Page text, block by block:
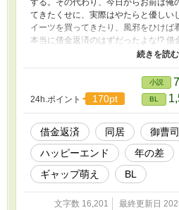
する。その代わり、今日からお前は俺
てきたくせに、実際はやたらと優し
イーツを買ってきたり、風邪をひけば
本当に借金返済のはずだったよな!? 借
つしか恋へと変わっていく──。 冷酷
居生活は、溺愛だらけで逃げ場なし!?
24h.ポイント 170pt
小説
BL
借金返済 同居 御曹司
ハッピーエンド
年の差
ギャップ萌え
BL
文字数 16,201 最終更新日